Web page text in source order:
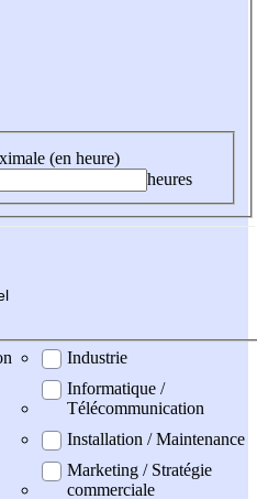
(en heure)
heures
Industrie
Informatique /
Télécommunication
Installation / Maintenance
Marketing / Stratégie
commerciale